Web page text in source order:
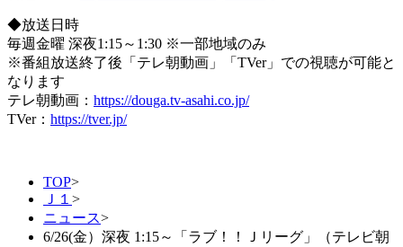
◆放送日時
毎週金曜 深夜1:15～1:30 ※一部地域のみ
※番組放送終了後「テレ朝動画」「TVer」での視聴が可能と
なります
テレ朝動画： https://douga.tv-asahi.co.jp/
TVer： https://tver.jp/
TOP>
Ｊ１ >
ニュース>
6/26(金）深夜 1:15～「ラブ！！Ｊリーグ」（テレビ朝